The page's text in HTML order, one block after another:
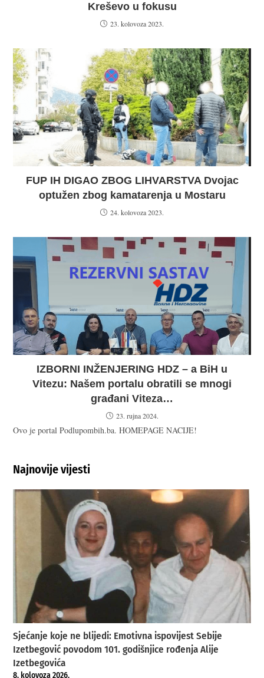
Kreševo u fokusu
23. kolovoza 2023.
FUP IH DIGAO ZBOG LIHVARSTVA Dvojac
optužen zbog kamatarenja u Mostaru
24. kolovoza 2023.
IZBORNI INŽENJERING HDZ – a BiH u
Vitezu: Našem portalu obratili se mnogi
građani Viteza…
23. rujna 2024.
Ovo je portal Podlupombih.ba. HOMEPAGE NACIJE!
Najnovije vijesti
Sjećanje koje ne blijedi: Emotivna ispovijest Sebije
Izetbegović povodom 101. godišnjice rođenja Alije
Izetbegovića
8. kolovoza 2026.